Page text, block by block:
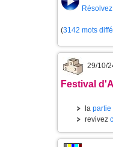
(3142 mots
29/10/
Festival
la partie
revivez